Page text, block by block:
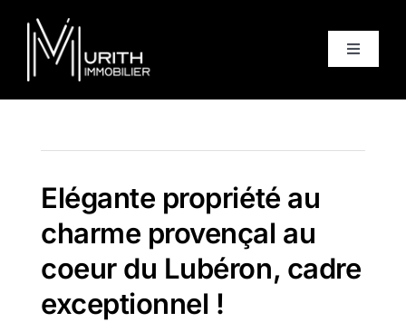
content
Toggle
Ventes
Locations
Equipe
Elégante propriété au
charme provençal au
coeur du Lubéron, cadre
exceptionnel !